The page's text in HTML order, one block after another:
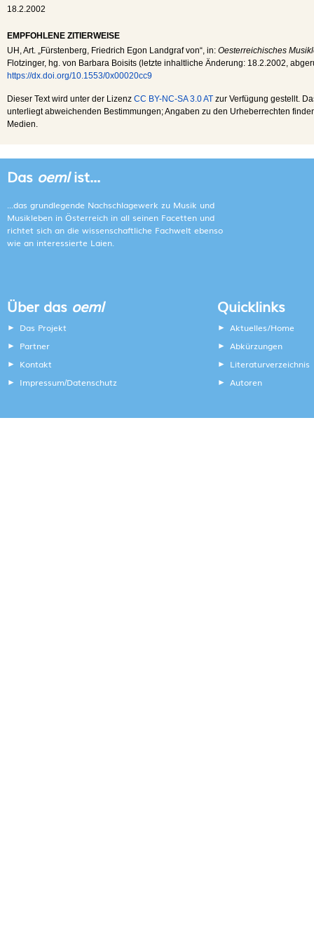
18.2.2002
EMPFOHLENE ZITIERWEISE
UH , Art. „Fürstenberg, Friedrich Egon Landgraf von“, in: Oesterreichisches
Flotzinger, hg. von Barbara Boisits (letzte inhaltliche Änderung: 18.2.2002 ,
https://dx.doi.org/10.1553/0x00020cc9
Dieser Text wird unter der Lizenz CC BY-NC-SA 3.0 AT zur Verfügung gestellt.
unterliegt abweichenden Bestimmungen; Angaben zu den Urheberrechten
Medien.
Das oemlist...
...das grundlegende Nachschlagewerk zu Musik und
Musikleben in Österreich in all seinen Facetten und
richtet sich an die wissenschaftliche Fachwelt ebenso
wie an interessierte Laien.
Über das oeml
Das Projekt
Partner
Kontakt
Impressum/Datenschutz
Quicklinks
Aktuelles/Home
Abkürzungen
Literaturverzeichnis
Autoren